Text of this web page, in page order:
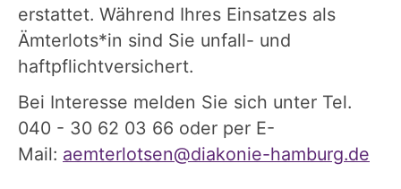
erstattet. Während Ihres Einsatzes als
Ämterlots*in sind Sie unfall- und
haftpflichtversichert.
Bei Interesse melden Sie sich unter Tel.
040 - 30 62 03 66 oder per E-
Mail: aemterlotsen@diakonie-hamburg.de